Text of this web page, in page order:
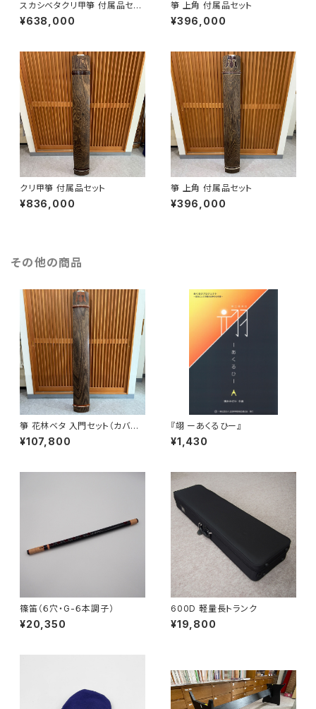
スカシベタクリ甲箏 付属品セッ
ト
¥638,000
箏 上角 付属品セット
¥396,000
クリ甲箏 付属品セット
¥836,000
箏 上角 付属品セット
¥396,000
その他の商品
箏 花林ベタ 入門セット（カバー
付）
¥107,800
『翊 ーあくるひー』
¥1,430
篠笛（６穴・G-６本調子）
¥20,350
600D 軽量長トランク
¥19,800